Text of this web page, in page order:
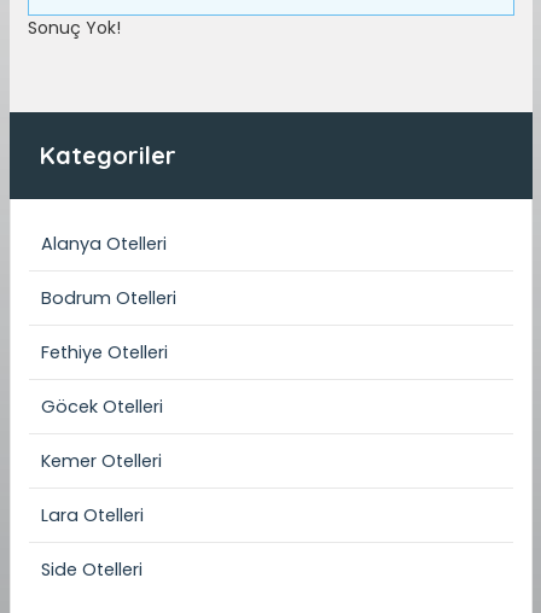
Sonuç Yok!
Kategoriler
Alanya Otelleri
Bodrum Otelleri
Fethiye Otelleri
Göcek Otelleri
Kemer Otelleri
Lara Otelleri
Side Otelleri